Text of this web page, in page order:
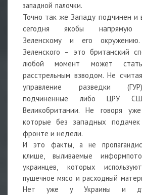
западной палочки.
Точно так же Западу подчинен и
сегодня якобы напрямую
Зеленскому и его
Зеленского – это британский
любой момент может
расстрельным взводом. Не
управление разведки
подчиненные либо ЦРУ
Великобритании. Не говоря
которые без западных
фронте и недели.
И это факты, а не
клише, выливаемые
украинцев, которых
пушечное мясо и расходный
Нет уже у Украины и